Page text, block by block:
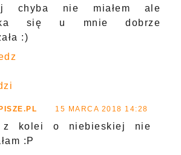
chyba nie miałem ale
się u mnie dobrze
:)
15 MARCA 2018 14:28
kolei o niebieskiej nie
:P